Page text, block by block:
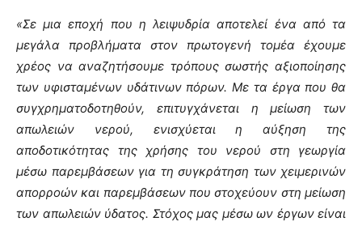
«Σε μια εποχή που η λειψυδρία αποτελεί ένα από τα
μεγάλα προβλήματα στον πρωτογενή τομέα έχουμε
χρέος να αναζητήσουμε τρόπους σωστής αξιοποίησης
των υφισταμένων υδάτινων πόρων. Με τα έργα που θα
συγχρηματοδοτηθούν, επιτυγχάνεται η μείωση των
απωλειών νερού, ενισχύεται η αύξηση της
αποδοτικότητας της χρήσης του νερού στη γεωργία
μέσω παρεμβάσεων για τη συγκράτηση των χειμερινών
απορροών και παρεμβάσεων που στοχεύουν στη μείωση
των απωλειών ύδατος. Στόχος μας μέσω ων έργων είναι